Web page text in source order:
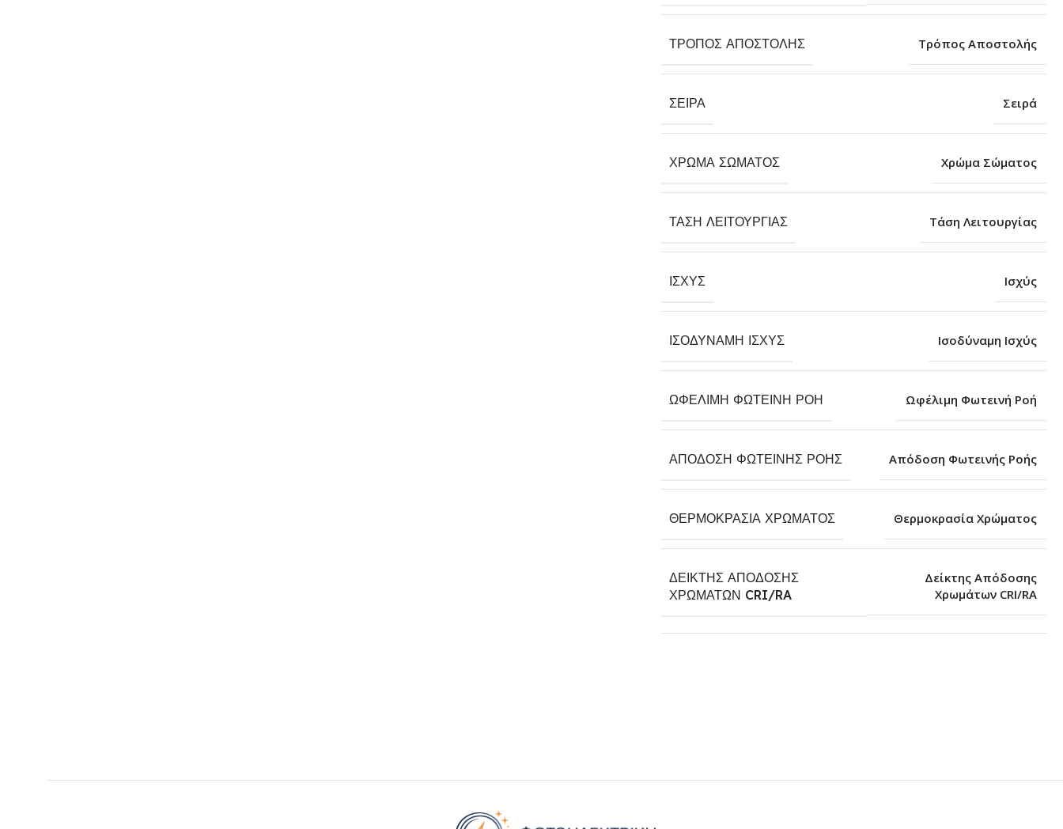
ΤΡΌΠΟΣ ΑΠΟΣΤΟΛΉΣ Τρόπος Αποστολής
ΣΕΙΡΆ Σειρά
ΧΡΏΜΑ ΣΏΜΑΤΟΣ Χρώμα Σώματος
ΤΆΣΗ ΛΕΙΤΟΥΡΓΊΑΣ Τάση Λειτουργίας
ΙΣΧΎΣ Ισχύς
ΙΣΟΔΎΝΑΜΗ ΙΣΧΎΣ Ισοδύναμη Ισχύς
ΩΦΈΛΙΜΗ ΦΩΤΕΙΝΉ ΡΟΉ Ωφέλιμη Φωτεινή Ροή
ΑΠΌΔΟΣΗ ΦΩΤΕΙΝΉΣ ΡΟΉΣ Απόδοση Φωτεινής Ροής
ΘΕΡΜΟΚΡΑΣΊΑ ΧΡΏΜΑΤΟΣ Θερμοκρασία Χρώματος
ΔΕΊΚΤΗΣ ΑΠΌΔΟΣΗΣ
ΧΡΩΜΆΤΩΝ CRI/RA
Δείκτης Απόδοσης
Χρωμάτων CRI/RA